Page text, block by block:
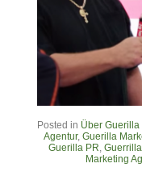
Posted in Über Guerilla
Agentur, Guerilla
Guerilla PR
Marketing